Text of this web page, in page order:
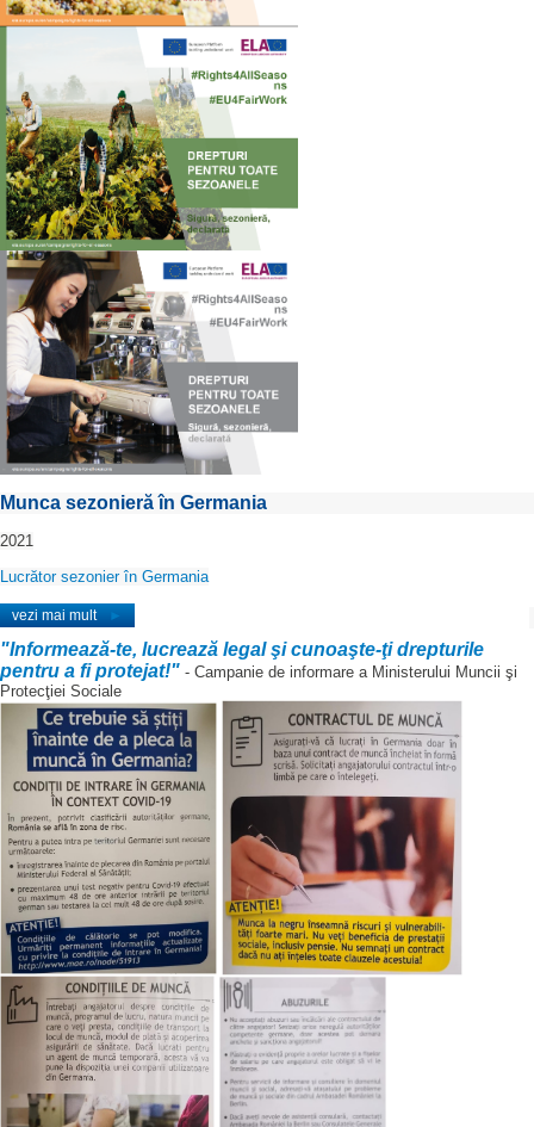
Munca sezonieră în Germania
2021
Lucrător sezonier în Germania
vezi mai mult ►
"Informează-te, lucrează legal şi cunoaşte-ţi drepturile
pentru a fi protejat!" - Campanie de informare a Ministerului Muncii şi
Protecţiei Sociale